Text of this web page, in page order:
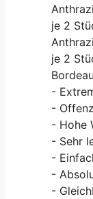
je 2
je 2
-
-
- Hohe
- Sehr
-
-
-